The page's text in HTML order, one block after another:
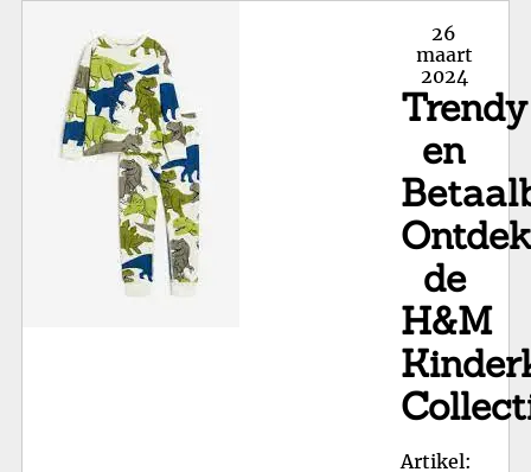
en
Posted
on
26
maart
2024
Trendy
en
Ontdek
de
H&M
Artikel: